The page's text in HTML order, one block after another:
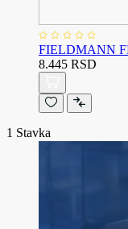
FIELDMANN
8.445 RSD
1 Stavka